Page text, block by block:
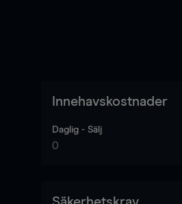
Innehavskostnader
Daglig - Sälj
0